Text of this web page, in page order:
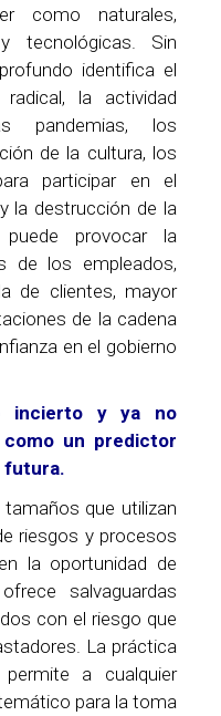
como naturales,
tecnológicas. Sin
identifica el
la actividad
pandemias, los
de la cultura, los
participar en el
la destrucción de la
puede provocar la
de los empleados,
de clientes, mayor
de la cadena
en el gobierno
incierto y ya no
un predictor
futura.
que utilizan
riesgos y procesos
la oportunidad de
salvaguardas
con el riesgo que
La práctica
a cualquier
para la toma